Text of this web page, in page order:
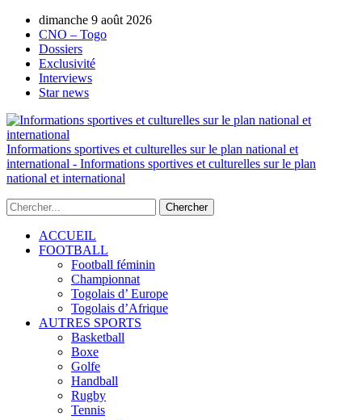
dimanche 9 août 2026
CNO – Togo
Dossiers
Exclusivité
Interviews
Star news
Informations sportives et culturelles sur le plan national et
international - Informations sportives et culturelles sur le plan
national et international
ACCUEIL
FOOTBALL
Football féminin
Championnat
Togolais d’ Europe
Togolais d’Afrique
AUTRES SPORTS
Basketball
Boxe
Golfe
Handball
Rugby
Tennis
AUTORISATION DE LA HAAC N°0134/HAAC/12-